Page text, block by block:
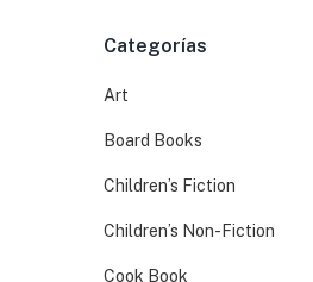
Categorías
Art
Board Books
Children’s Fiction
Children’s Non-Fiction
Cook Book